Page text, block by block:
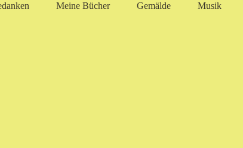
Meine Bücher Gemälde Musik